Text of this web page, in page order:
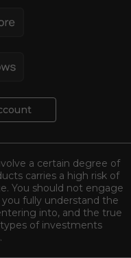
a certain degree of
carries a high risk of
You should not engage
fully understand the
into, and the true
of investments